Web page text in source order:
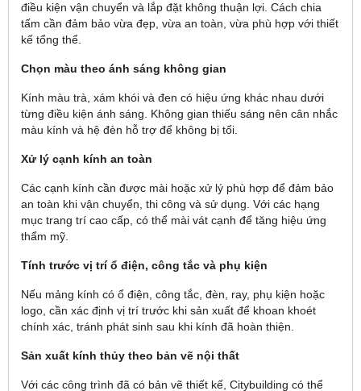
điều kiện vận chuyển và lắp đặt không thuận lợi. Cách chia
tấm cần đảm bảo vừa đẹp, vừa an toàn, vừa phù hợp với thiết
kế tổng thể.
Chọn màu theo ánh sáng không gian
Kính màu trà, xám khói và đen có hiệu ứng khác nhau dưới
từng điều kiện ánh sáng. Không gian thiếu sáng nên cân nhắc
màu kính và hệ đèn hỗ trợ để không bị tối.
Xử lý cạnh kính an toàn
Các cạnh kính cần được mài hoặc xử lý phù hợp để đảm bảo
an toàn khi vận chuyển, thi công và sử dụng. Với các hạng
mục trang trí cao cấp, có thể mài vát cạnh để tăng hiệu ứng
thẩm mỹ.
Tính trước vị trí ổ điện, công tắc và phụ kiện
Nếu mảng kính có ổ điện, công tắc, đèn, ray, phụ kiện hoặc
logo, cần xác định vị trí trước khi sản xuất để khoan khoét
chính xác, tránh phát sinh sau khi kính đã hoàn thiện.
Sản xuất kính thủy theo bản vẽ nội thất
Với các công trình đã có bản vẽ thiết kế, Citybuilding có thể